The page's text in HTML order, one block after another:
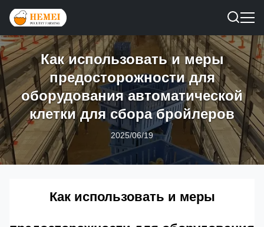
Как использовать и меры
предосторожности для
оборудования автоматической
клетки для сбора бройлеров
2025/06/19
Как использовать и меры